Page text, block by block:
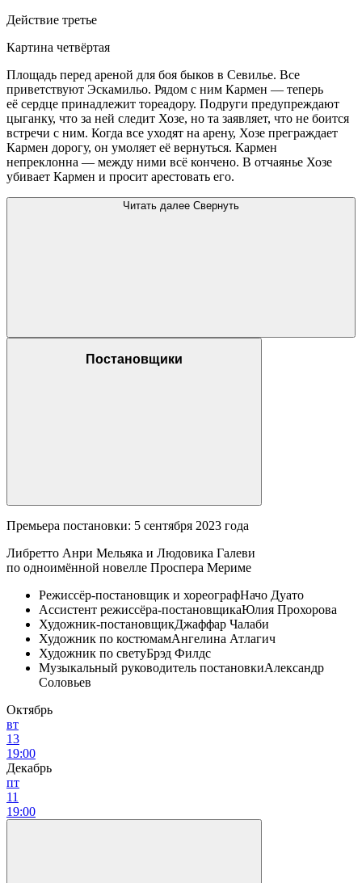
Действие третье
Картина четвёртая
Площадь перед ареной для боя быков в Севилье. Все
приветствуют Эскамильо. Рядом с ним Кармен — теперь
её сердце принадлежит тореадору. Подруги предупреждают
цыганку, что за ней следит Хозе, но та заявляет, что не боится
встречи c ним. Когда все уходят на арену, Хозе преграждает
Кармен дорогу, он умоляет её вернуться. Кармен
непреклонна — между ними всё кончено. В отчаянье Хозе
убивает Кармен и просит арестовать его.
Читать далее Свернуть
Постановщики
Премьера постановки: 5 сентября 2023 года
Либретто Анри Мельяка и Людовика Галеви
по одноимённой новелле Проспера Мериме
Режиссёр-постановщик и хореографНачо Дуато
Ассистент режиссёра-постановщикаЮлия Прохорова
Художник-постановщикДжаффар Чалаби
Художник по костюмамАнгелина Атлагич
Художник по светуБрэд Филдс
Музыкальный руководитель постановкиАлександр
Соловьев
Октябрь
вт
13
19:00
Декабрь
пт
11
19:00